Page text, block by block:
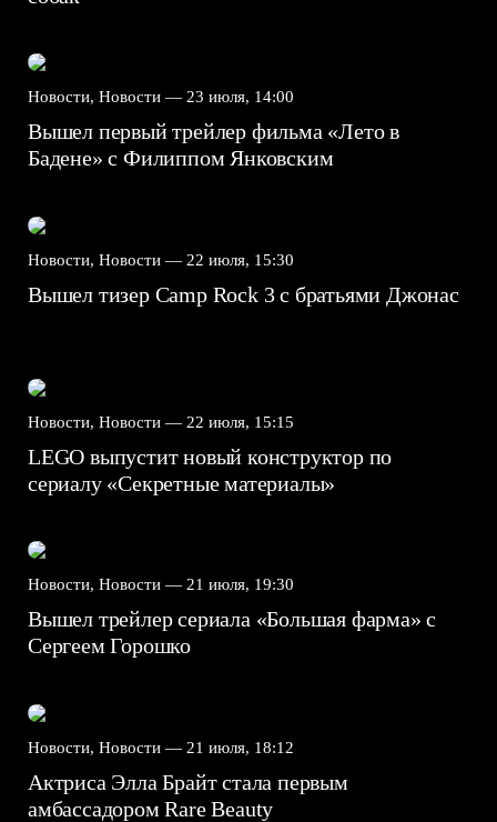
Новости, Новости — 23 июля, 14:00
Вышел первый трейлер фильма «Лето в
Бадене» с Филиппом Янковским
Новости, Новости — 22 июля, 15:30
Вышел тизер Camp Rock 3 с братьями Джонас
Новости, Новости — 22 июля, 15:15
LEGO выпустит новый конструктор по
сериалу «Секретные материалы»
Новости, Новости — 21 июля, 19:30
Вышел трейлер сериала «Большая фарма» с
Сергеем Горошко
Новости, Новости — 21 июля, 18:12
Актриса Элла Брайт стала первым
амбассадором Rare Beauty